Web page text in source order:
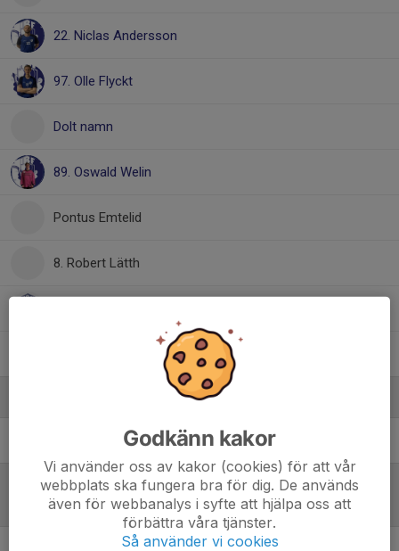
22. Niclas Andersson
97. Olle Flyckt
Dolt namn
89. Oswald Welin
Pontus Emtelid
8. Robert Lätth
91. Timoteus Nilsson
Thomas OlssonAssisterande tränare
Referat
Godkänn kakor
Vi använder oss av kakor (cookies) för att vår
webbplats ska fungera bra för dig. De används
även för webbanalys i syfte att hjälpa oss att
förbättra våra tjänster.
Så använder vi cookies